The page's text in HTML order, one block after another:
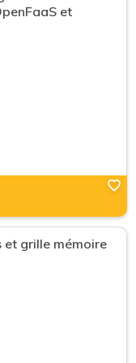
et
et grille mémoire